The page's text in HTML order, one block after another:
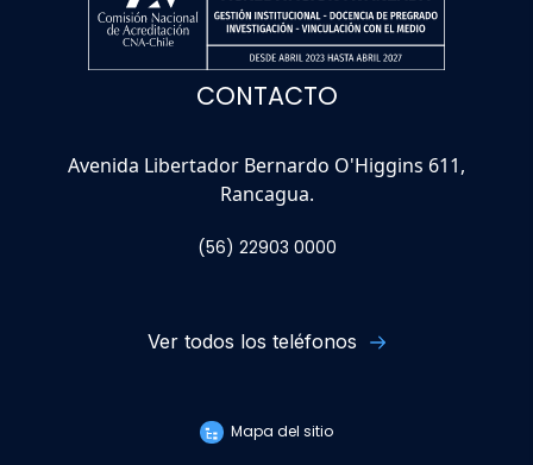
CONTACTO
Avenida Libertador Bernardo O'Higgins 611,
Rancagua.
(56) 22903 0000
Ver todos los teléfonos
Mapa del sitio